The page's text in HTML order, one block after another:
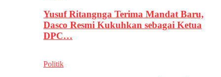
Yusuf Ritangnga Terima Mandat Baru,
Dasco Resmi Kukuhkan sebagai Ketua
DPC…
Politik